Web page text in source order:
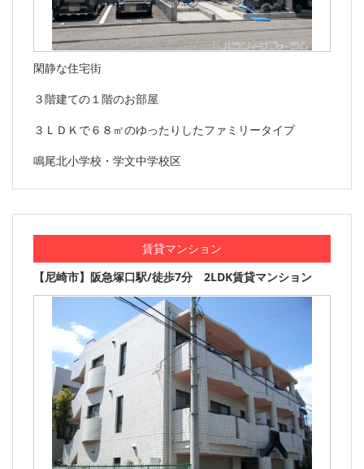
閑静な住宅街
３階建ての１階のお部屋
３ＬＤＫで６８㎡のゆったりしたファミリータイプ
鳴尾北小学校・学文中学校区
賃貸マンション
【尼崎市】阪急塚口駅/徒歩7分 2LDK賃貸マンション